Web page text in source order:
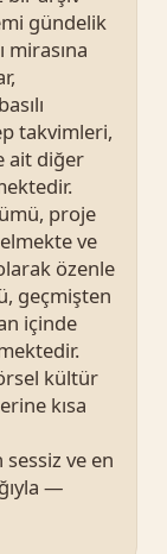
gündelik
mirasına
takvimleri,
ait diğer
proje
ve
özenle
geçmişten
içinde
kültür
kısa
ve en
—